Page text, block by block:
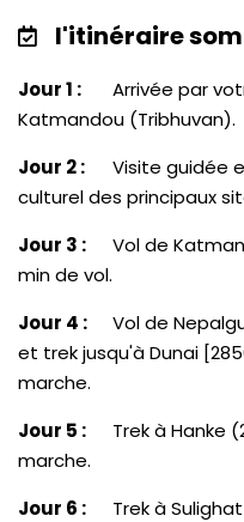
l'itinéraire
Jour 1 :
Arrivée par
Katmandou (Tribhuvan).
Jour 2 :
Visite guidée
culturel des principaux
Jour 3 :
Vol de
min de vol.
Jour 4 :
Vol de
et trek jusqu'à Dunai
marche.
Jour 5 :
Trek à Hanke
marche.
Jour 6 :
Trek à